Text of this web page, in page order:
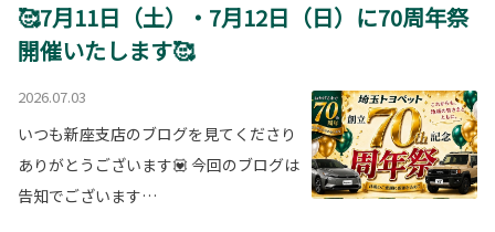
🥰7月11日（土）・7月12日（日）に70周年祭
開催いたします🥰
2026.07.03
いつも新座支店のブログを見てくださり
ありがとうございます💟 今回のブログは
告知でございます…